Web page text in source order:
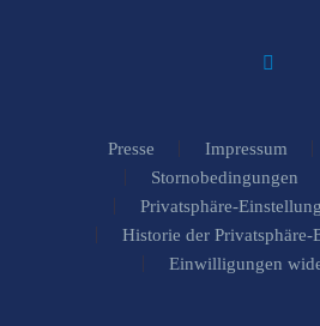
Presse Impressum
Stornobedingungen
Privatsphäre-
Historie der Privatsphäre-
Einwilligungen